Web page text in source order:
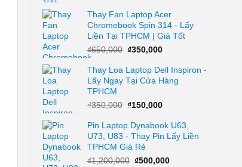
là:
₫450,000.
tại
là:
₫250,000.
Thay Fan Laptop Acer
Chromebook Spin 314 - Lấy
Liền Tại TPHCM | Giá Tốt
₫650,000 Giá
là:
₫650,000.
₫350,000Giá
tại
là:
Thay Loa Laptop Dell Inspiron -
Lấy Ngay Tại Cửa Hàng
TPHCM
₫350,000 Giá
là:
₫350,000.
₫150,000Giá
tại
là:
Pin Laptop Dynabook U63,
U73, U83 - Thay Pin Lấy Liền
TPHCM Giá Rẻ
₫1,200,000 Giá
₫500,000Giá